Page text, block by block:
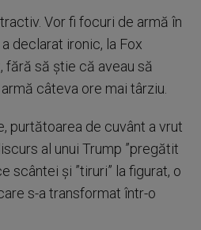
Vor fi focuri de armă în
declarat ironic, la Fox
fără să ştie că aveau să
câteva ore mai târziu.
purtătoarea de cuvânt a vrut
al unui Trump ”pregătit
scântei şi ”tiruri” la figurat, o
s-a transformat într-o